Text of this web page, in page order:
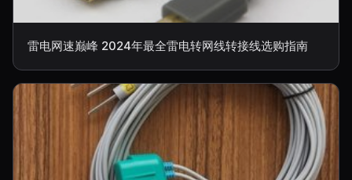
雷电网速巅峰 2024年最全雷电转网线转接线选购指南